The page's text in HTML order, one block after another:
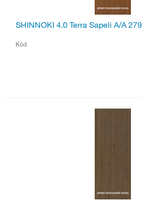
SHINNOKI 4.0 Terra Sapeli A/A
Kód